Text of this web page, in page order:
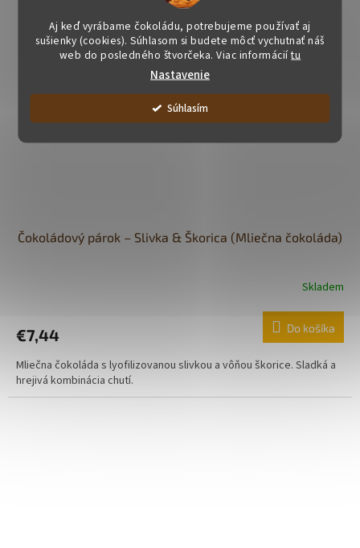
Aj keď vyrábame čokoládu, potrebujeme používať aj
sušienky (cookies). Súhlasom si budete môcť vychutnať náš
web do posledného štvorčeka. Viac informáciítu
Nastavenie
Súhlasím
Čokoládový párok – Slivka & Škorica (Mliečna čokoláda)
Skladem
€7,44 Do košíka
Mliečna čokoláda s lyofilizovanou slivkou a vôňou škorice. Sladká a
hrejivá kombinácia chutí.